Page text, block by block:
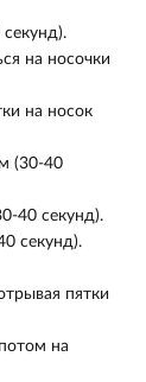
на носочки
на носок
(30-40
40 секунд).
секунд).
пятки
на